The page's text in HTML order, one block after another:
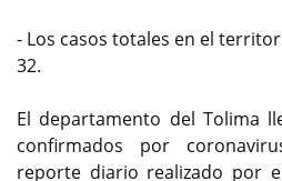
- Los casos totales en el
32.
El departamento del Tolima
confirmados por
reporte diario realizado por